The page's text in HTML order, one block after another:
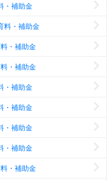
・補助金
料・補助金
・補助金
・補助金
・補助金
・補助金
・補助金
・補助金
・補助金